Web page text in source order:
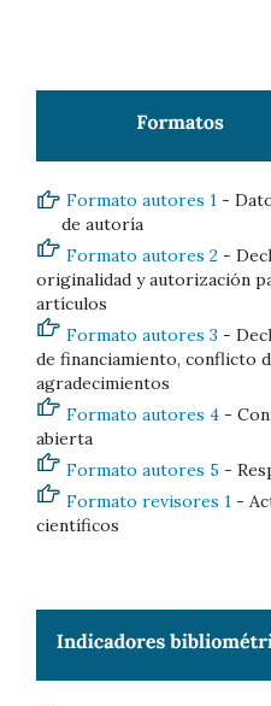
Formato autores 1 -
de autoría
Formato autores 2 -
originalidad y autorización
artículos
Formato autores 3 -
de financiamiento, conflicto
agradecimientos
Formato autores 4 -
abierta
Formato autores 5 -
Formato revisores 1 -
científicos